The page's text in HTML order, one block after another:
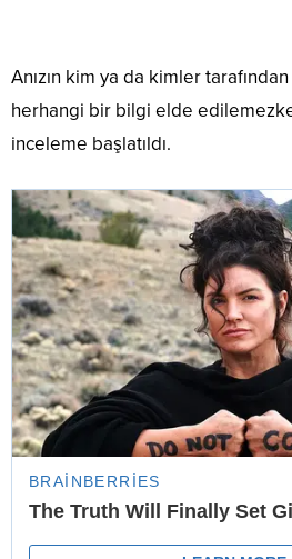
Anızın kim ya da kimler
herhangi bir bilgi elde
inceleme başlatıldı.